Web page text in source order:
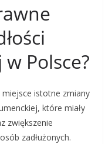
Polsce?
miejsce istotne zmiany
które miały
zwiększenie
zadłużonych.